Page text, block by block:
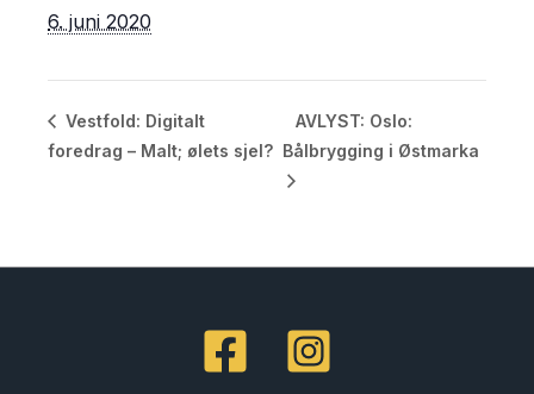
6. juni 2020
Vestfold: Digitalt
foredrag – Malt; ølets sjel?
AVLYST: Oslo:
Bålbrygging i Østmarka